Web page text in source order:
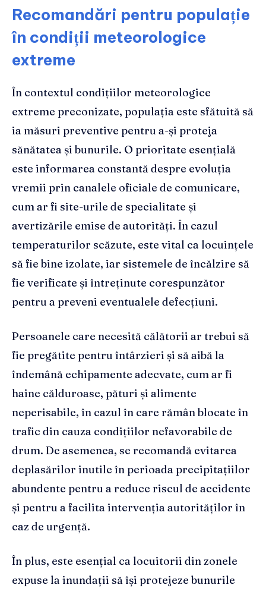
Recomandări pentru populație
în condiții meteorologice
extreme
În contextul condițiilor meteorologice
extreme preconizate, populația este sfătuită să
ia măsuri preventive pentru a-și proteja
sănătatea și bunurile. O prioritate esențială
este informarea constantă despre evoluția
vremii prin canalele oficiale de comunicare,
cum ar fi site-urile de specialitate și
avertizările emise de autorități. În cazul
temperaturilor scăzute, este vital ca locuințele
să fie bine izolate, iar sistemele de încălzire să
fie verificate și întreținute corespunzător
pentru a preveni eventualele defecțiuni.
Persoanele care necesită călătorii ar trebui să
fie pregătite pentru întârzieri și să aibă la
îndemână echipamente adecvate, cum ar fi
haine călduroase, pături și alimente
neperisabile, în cazul în care rămân blocate în
trafic din cauza condițiilor nefavorabile de
drum. De asemenea, se recomandă evitarea
deplasărilor inutile în perioada precipitațiilor
abundente pentru a reduce riscul de accidente
și pentru a facilita intervenția autorităților în
caz de urgență.
În plus, este esențial ca locuitorii din zonele
expuse la inundații să își protejeze bunurile